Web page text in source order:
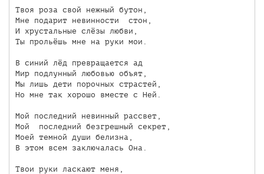
Твоя роза свой нежный бутон,
Мне подарит невинности  стон,
И хрустальные слёзы любви,
Ты прольёшь мне на руки мои.
В синий лёд превращается ад
Мир подлунный любовью объят,
Мы лишь дети порочных страстей,
Но мне так хорошо вместе с Ней.
Мой последний невинный рассвет,
Мой  последний безгрешный секрет,
Моей темной души белизна,
В этом всем заключалась Она.
Твои руки ласкают меня,